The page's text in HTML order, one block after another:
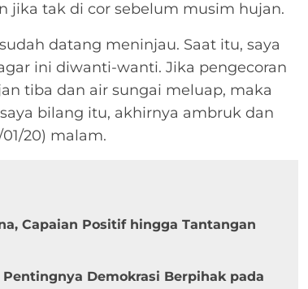
jika tak di cor sebelum musim hujan.
datang meninjau. Saat itu, saya
ini diwanti-wanti. Jika pengecoran
tiba dan air sungai meluap, maka
bilang itu, akhirnya ambruk dan
20) malam.
Capaian Positif hingga Tantangan
Demokrasi Berpihak pada